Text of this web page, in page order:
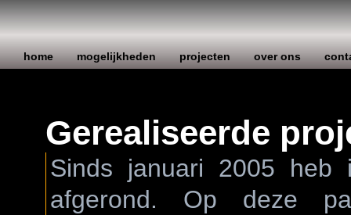
home mogelijkheden projecten over ons
Gerealiseerde
Sinds januari 2005
afgerond. Op deze